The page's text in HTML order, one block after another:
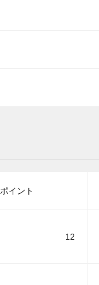
ポイント
12